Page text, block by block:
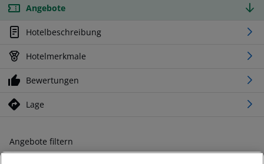
Angebote
Hotelbeschreibung
Hotelmerkmale
Bewertungen
Lage
Angebote filtern
Ändern Sie Ihre Kriterien nach Ihren Wünschen